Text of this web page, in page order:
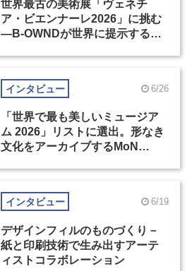
世界最古の美術展「ヴェネチ
ア・ビエンナーレ2026」に挑む
―B-OWNDが世界に提示する美
インタビュー 6/26
「世界で最も美しいミュージア
ム 2026」リストに選出。形なき
文化をアーカイブするMoN
インタビュー 6/19
デザインフィルのものづくり－
紙と印刷技術で生み出すアーテ
ィストコラボレーション